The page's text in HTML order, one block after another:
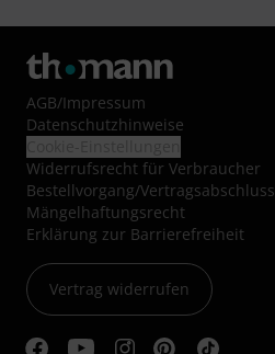
AGB/Impressum
Datenschutzhinweise
Widerrufsrecht für Verbraucher
Bestellvorgang/Vertragsabschluss
Mängelhaftungsrecht
Erklärung zur Barrierefreiheit
Vertrag widerrufen